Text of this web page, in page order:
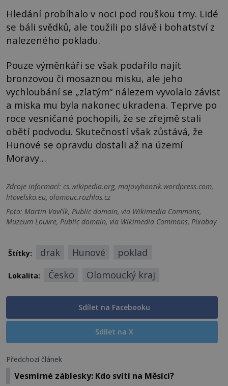
Hledání probíhalo v noci pod rouškou tmy. Lidé
se báli svědků, ale toužili po slávě i bohatství z
nalezeného pokladu.
Pouze výměnkáři se však podařilo najít
bronzovou či mosaznou misku, ale jeho
vychloubání se „zlatým“ nálezem vyvolalo závist
a miska mu byla nakonec ukradena. Teprve po
roce vesničané pochopili, že se zřejmě stali
obětí podvodu. Skutečností však zůstává, že
Hunové se opravdu dostali až na území
Moravy…
Zdroje informací: cs.wikipedia.org, majovyhonzik.wordpress.com,
litovelsko.eu, olomouc.rozhlas.cz
Foto: Martin Vavřík, Public domain, via Wikimedia Commons,
Muzeum Louvre, Public domain, via Wikimedia Commons, Pixabay
Štítky: drak Hunové poklad
Lokalita: Česko Olomoucký kraj
Sdílet na Facebooku
Sdílet na X
Předchozí článek
Vesmírné záblesky: Kdo svítí na Měsíci?